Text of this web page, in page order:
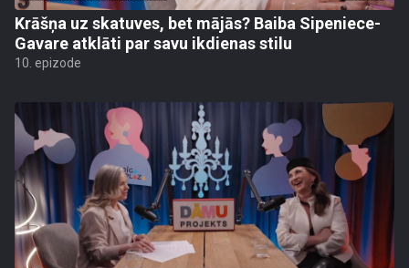
Krāšņa uz skatuves, bet mājās? Baiba Sipeniece-
Gavare atklāti par savu ikdienas stilu
10. epizode